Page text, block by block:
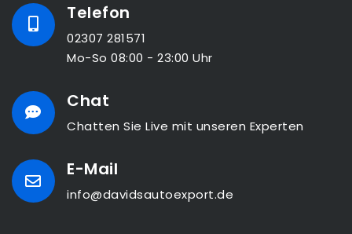
Telefon
02307 281571
Mo-So 08:00 - 23:00 Uhr
Chat
Chatten Sie Live mit unseren Experten
E-Mail
info@davidsautoexport.de